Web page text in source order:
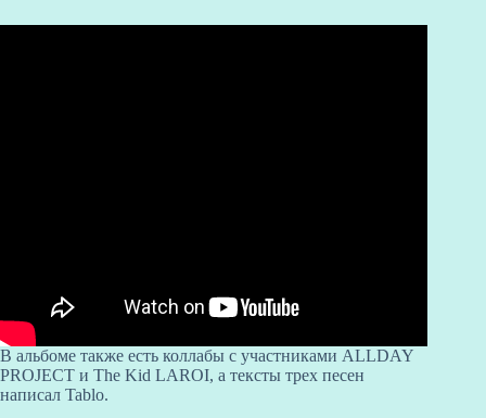
В альбоме также есть коллабы с участниками ALLDAY
PROJECT и The Kid LAROI, а тексты трех песен
написал Tablo.